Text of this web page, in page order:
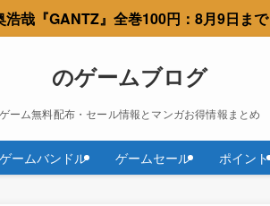
浩哉『GANTZ』全巻100円：8月9日まで
のゲームブログ
ゲーム無料配布・セール情報とマンガお得情報まとめ
ゲームバンドル ゲームセール ポイント